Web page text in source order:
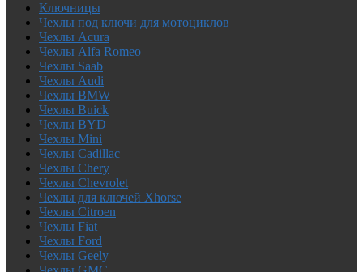
Ключницы
Чехлы под ключи для мотоциклов
Чехлы Acura
Чехлы Alfa Romeo
Чехлы Saab
Чехлы Audi
Чехлы BMW
Чехлы Buick
Чехлы BYD
Чехлы Mini
Чехлы Cadillac
Чехлы Chery
Чехлы Chevrolet
Чехлы для ключей Xhorse
Чехлы Citroen
Чехлы Fiat
Чехлы Ford
Чехлы Geely